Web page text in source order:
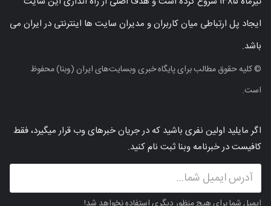
ایجاد پل ارتباطی میان کاربران و مدیران سایت ها اینترنتی در ایران می
باشد.
© کلیه حقوق مطالب برای پایگاه خبری وبسایت‌های ایران (وبنا) محفوظ
است.
اگر مایلید اولین نفری باشید که در جریان خبرهای وب قرار میگیرد، فقط
کافیست در خبرنامه وبنا ثبت نام کنید.